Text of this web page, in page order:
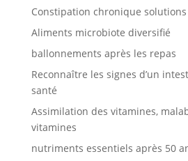
Constipation chronique
Aliments microbiote diversifié
ballonnements après les repas
Reconnaître les signes d’un
santé
Assimilation des vitamines,
vitamines
nutriments essentiels après 50